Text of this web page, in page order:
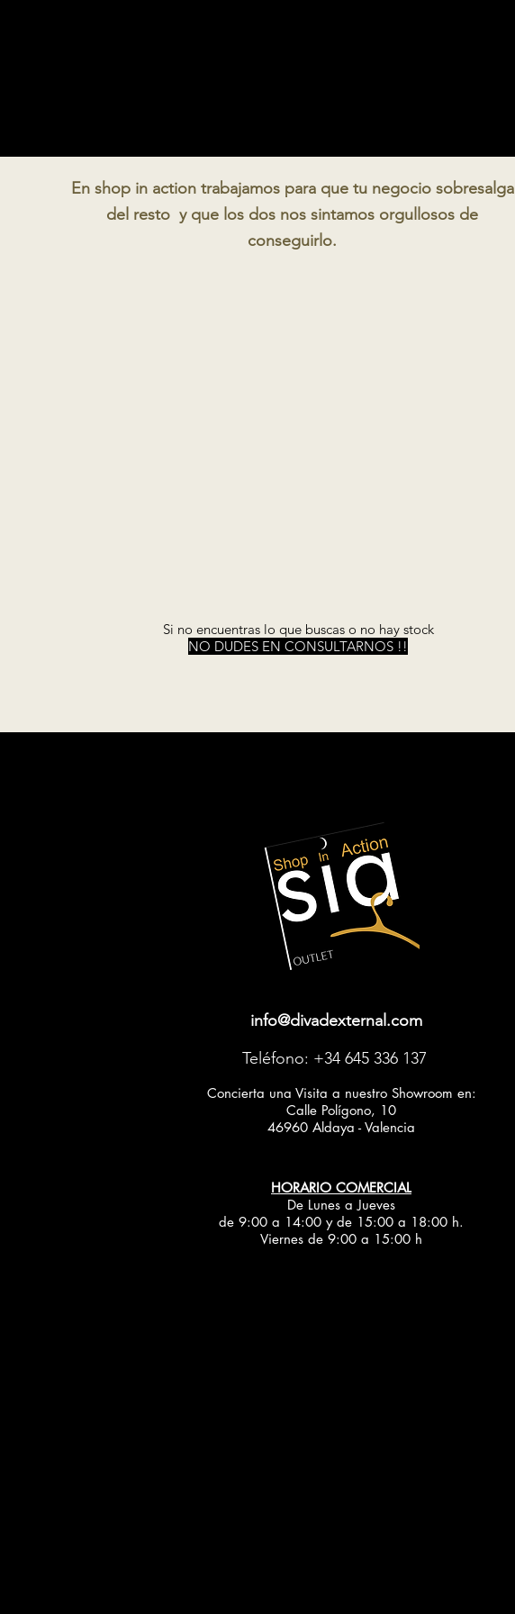
En shop in action trabajamos para que tu negocio sobresalga
del resto y que los dos nos sintamos orgullosos de
conseguirlo.
Si no encuentras lo que buscas o no hay stock
NO DUDES EN CONSULTARNOS !!
info@divadexternal.com
Teléfono: +34 645 336 137
Concierta una Visita a nuestro Showroom en:
Calle Polígono, 10
46960 Aldaya - Valencia
HORARIO COMERCIAL
De Lunes a Jueves
de 9:00 a 14:00 y de 15:00 a 18:00 h.
Viernes de 9:00 a 15:00 h